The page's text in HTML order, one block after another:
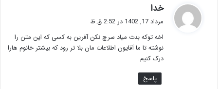
خدا
ف
:
مرداد 17, 1402 در 2:52 ق.ظ
اخه توکه بدت میاد سرچ نکن آفرین به کسی که این متن را
نوشته تا ما آقایون اطلاعات مان بلا تر رود که بیشتر خانوم هارا
درک کنیم
پاسخ